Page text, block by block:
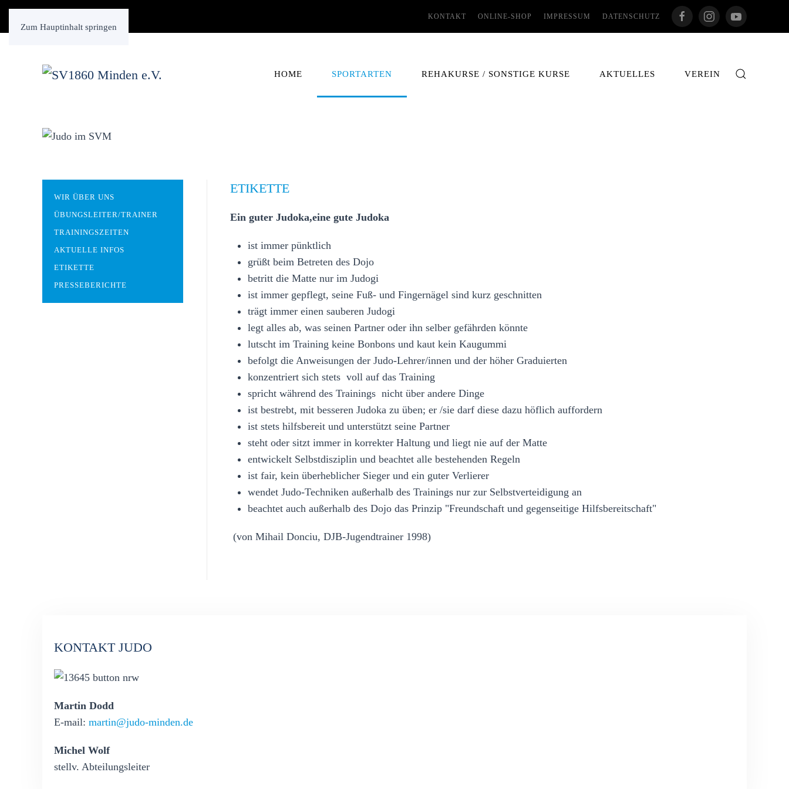
Zum Hauptinhalt springen
KONTAKT ONLINE-SHOP IMPRESSUM DATENSCHUTZ
HOME SPORTARTEN REHAKURSE / SONSTIGE KURSE AKTUELLES VEREIN
ETIKETTE
Ein guter Judoka,eine gute Judoka
ist immer pünktlich
grüßt beim Betreten des Dojo
betritt die Matte nur im Judogi
ist immer gepflegt, seine Fuß- und Fingernägel sind kurz geschnitten
trägt immer einen sauberen Judogi
legt alles ab, was seinen Partner oder ihn selber gefährden könnte
lutscht im Training keine Bonbons und kaut kein Kaugummi
befolgt die Anweisungen der Judo-Lehrer/innen und der höher Graduierten
konzentriert sich stets voll auf das Training
spricht während des Trainings nicht über andere Dinge
ist bestrebt, mit besseren Judoka zu üben; er /sie darf diese dazu höflich auffordern
ist stets hilfsbereit und unterstützt seine Partner
steht oder sitzt immer in korrekter Haltung und liegt nie auf der Matte
entwickelt Selbstdisziplin und beachtet alle bestehenden Regeln
ist fair, kein überheblicher Sieger und ein guter Verlierer
wendet Judo-Techniken außerhalb des Trainings nur zur Selbstverteidigung an
beachtet auch außerhalb des Dojo das Prinzip "Freundschaft und gegenseitige Hilfsbereitschaft"
(von Mihail Donciu, DJB-Jugendtrainer 1998)
WIR ÜBER UNS
ÜBUNGSLEITER/TRAINER
TRAININGSZEITEN
AKTUELLE INFOS
ETIKETTE
PRESSEBERICHTE
KONTAKT JUDO
Martin Dodd
E-mail: martin@judo-minden.de
Michel Wolf
stellv. Abteilungsleiter